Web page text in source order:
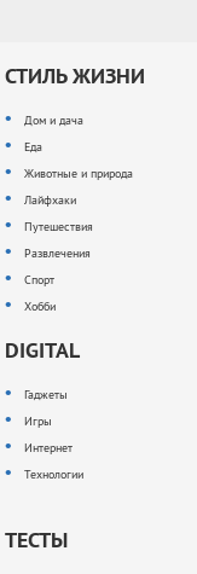
СТИЛЬ ЖИЗНИ
Дом и дача
Еда
Животные и природа
Лайфхаки
Путешествия
Развлечения
Спорт
Хобби
DIGITAL
Гаджеты
Игры
Интернет
Технологии
ТЕСТЫ